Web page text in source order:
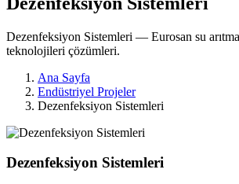
Dezenfeksiyon Sistemleri — Eurosan su
teknolojileri çözümleri.
Ana Sayfa
Endüstriyel Projeler
Dezenfeksiyon Sistemleri
Dezenfeksiyon Sistemleri